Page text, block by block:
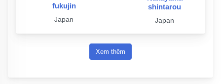
fukujin
Japan
shintarou
Japan
Xem thêm